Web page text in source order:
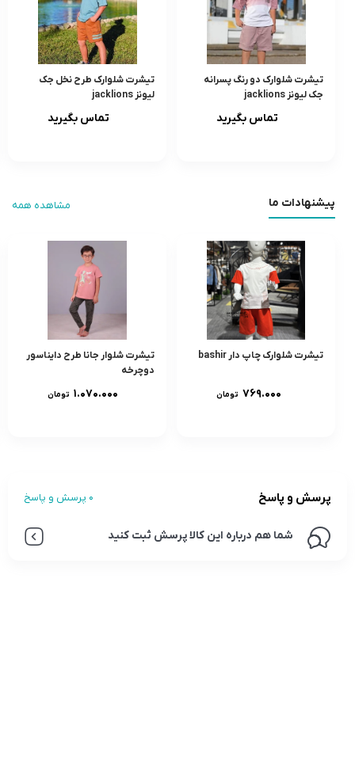
تيشرت شلوارک دو رنگ پسرانه
جک لیونز jacklions
تماس بگیرید
تيشرت شلوارک طرح نخل جک
لیونز jacklions
تماس بگیرید
پیشنهادات ما مشاهده همه
تیشرت شلوارک چاپ دار bashir
۷۶۹.۰۰۰ تومان
تیشرت شلوار جانا طرح دایناسور
دوچرخه
۱.۰۷۰.۰۰۰ تومان
پرسش و پاسخ 0 پرسش و پاسخ
شما هم درباره این کالا پرسش ثبت کنید